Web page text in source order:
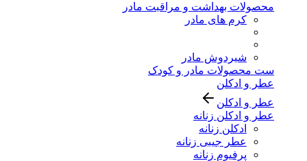
محصولات بهداشت و مراقبت مادر
کرم های مادر
شیردوش مادر
ست محصولات مادر و کودک
عطر و ادکلن
عطر و ادکلن
عطر و ادکلن زنانه
ادکلن زنانه
عطر جیبی زنانه
پرفیوم زنانه